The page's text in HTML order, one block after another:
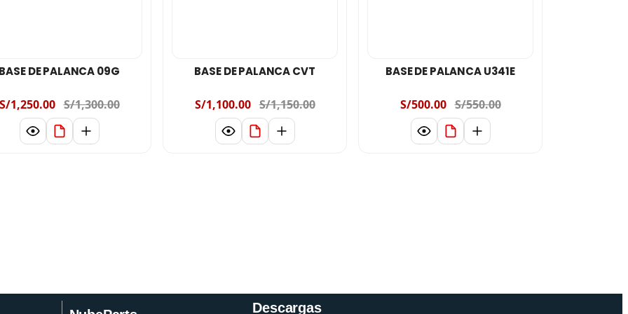
DE PALANCA 09G
1,250.00 S/1,300.00
BASE DE PALANCA CVT
S/1,100.00 S/1,150.00
BASE DE PALANCA U341E
S/500.00 S/550.00
Descargas